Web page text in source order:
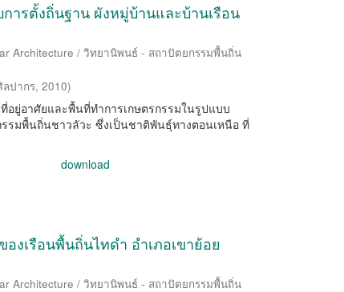
รตั้งถิ่นฐาน ผังหมู่บ้านและบ้านเรือน
Architecture / วิทยานิพนธ์ - สถาปัตยกรรมพื้นถิ่น
ปากร, 2010)
ยู่อาศัยและพื้นที่ทำการเกษตรกรรมในรูปแบบ
รมพื้นถิ่นชาวลัวะ ซึ่งเป็นชาติพันธุ์ทางตอนเหนือ ที่
download
เรือนพื้นถิ่นไทดำ อำเภอเขาย้อย
Architecture / วิทยานิพนธ์ - สถาปัตยกรรมพื้นถิ่น